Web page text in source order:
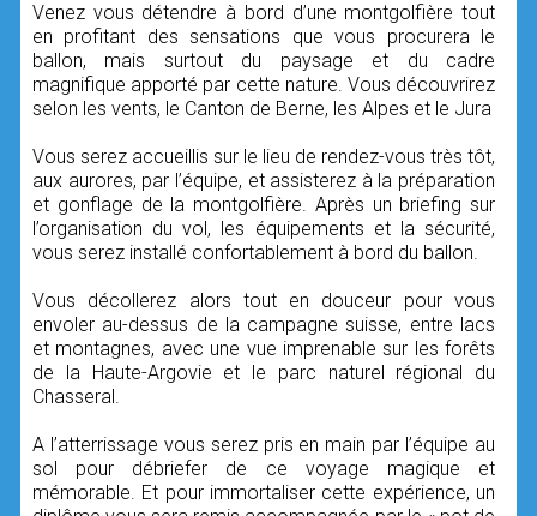
Venez vous détendre à bord d’une montgolfière tout
en profitant des sensations que vous procurera le
ballon, mais surtout du paysage et du cadre
magnifique apporté par cette nature. Vous découvrirez
selon les vents, le Canton de Berne, les Alpes et le Jura
Vous serez accueillis sur le lieu de rendez-vous très tôt,
aux aurores, par l’équipe, et assisterez à la préparation
et gonflage de la montgolfière. Après un briefing sur
l’organisation du vol, les équipements et la sécurité,
vous serez installé confortablement à bord du ballon.
Vous décollerez alors tout en douceur pour vous
envoler au-dessus de la campagne suisse, entre lacs
et montagnes, avec une vue imprenable sur les forêts
de la Haute-Argovie et le parc naturel régional du
Chasseral.
A l’atterrissage vous serez pris en main par l’équipe au
sol pour débriefer de ce voyage magique et
mémorable. Et pour immortaliser cette expérience, un